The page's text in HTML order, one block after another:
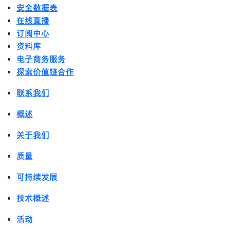
安全数据表
在线直播
订阅中心
资料库
电子商务服务
探索价值链合作
联系我们
概述
关于我们
质量
可持续发展
技术概述
活动